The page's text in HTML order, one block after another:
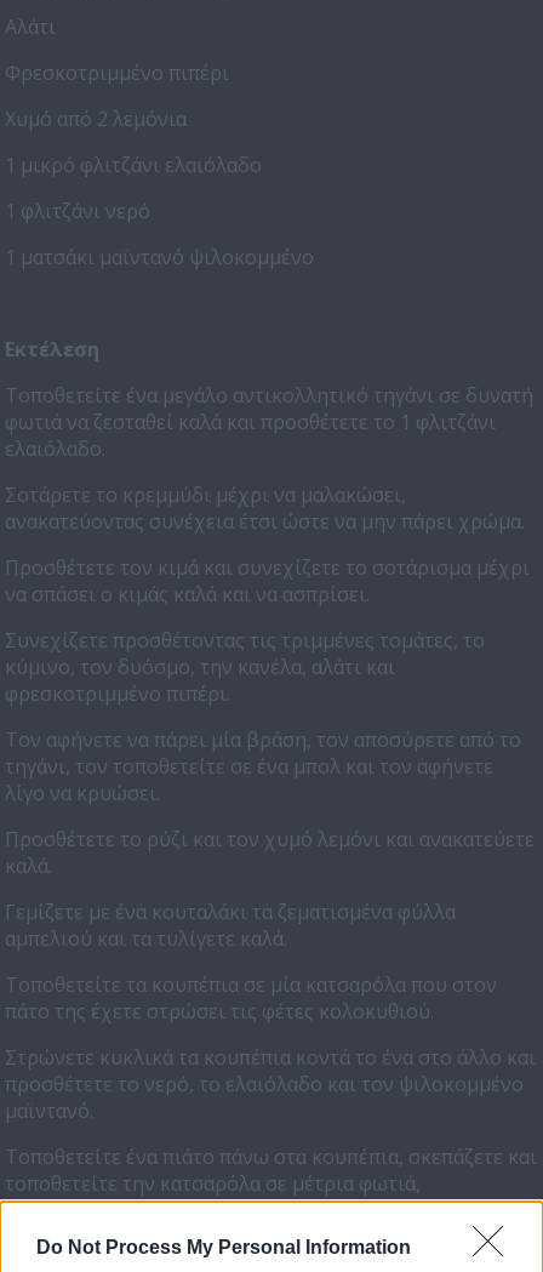
Do Not Process My Personal Information
Αλάτι
Φρεσκοτριμμένο πιπέρι
Χυμό από 2 λεμόνια
1 μικρό φλιτζάνι ελαιόλαδο
1 φλιτζάνι νερό
1 ματσάκι μαϊντανό ψιλοκομμένο
Εκτέλεση
Τοποθετείτε ένα μεγάλο αντικολλητικό τηγάνι σε δυνατή
φωτιά να ζεσταθεί καλά και προσθέτετε το 1 φλιτζάνι
ελαιόλαδο.
Σοτάρετε το κρεμμύδι μέχρι να μαλακώσει,
ανακατεύοντας συνέχεια έτσι ώστε να μην πάρει χρώμα.
Προσθέτετε τον κιμά και συνεχίζετε το σοτάρισμα μέχρι
να σπάσει ο κιμάς καλά και να ασπρίσει.
Συνεχίζετε προσθέτοντας τις τριμμένες τομάτες, το
κύμινο, τον δυόσμο, την κανέλα, αλάτι και
φρεσκοτριμμένο πιπέρι.
Τον αφήνετε να πάρει μία βράση, τον αποσύρετε από το
τηγάνι, τον τοποθετείτε σε ένα μπολ και τον αφήνετε
λίγο να κρυώσει.
Προσθέτετε το ρύζι και τον χυμό λεμόνι και ανακατεύετε
καλά.
Γεμίζετε με ένα κουταλάκι τα ζεματισμένα φύλλα
αμπελιού και τα τυλίγετε καλά.
Τοποθετείτε τα κουπέπια σε μία κατσαρόλα που στον
πάτο της έχετε στρώσει τις φέτες κολοκυθιού.
Στρώνετε κυκλικά τα κουπέπια κοντά το ένα στο άλλο και
προσθέτετε το νερό, το ελαιόλαδο και τον ψιλοκομμένο
μαϊντανό.
Τοποθετείτε ένα πιάτο πάνω στα κουπέπια, σκεπάζετε και
τοποθετείτε την κατσαρόλα σε μέτρια φωτιά,
σιγοβράζοντας το φαγητό για 30-35 λεπτά.